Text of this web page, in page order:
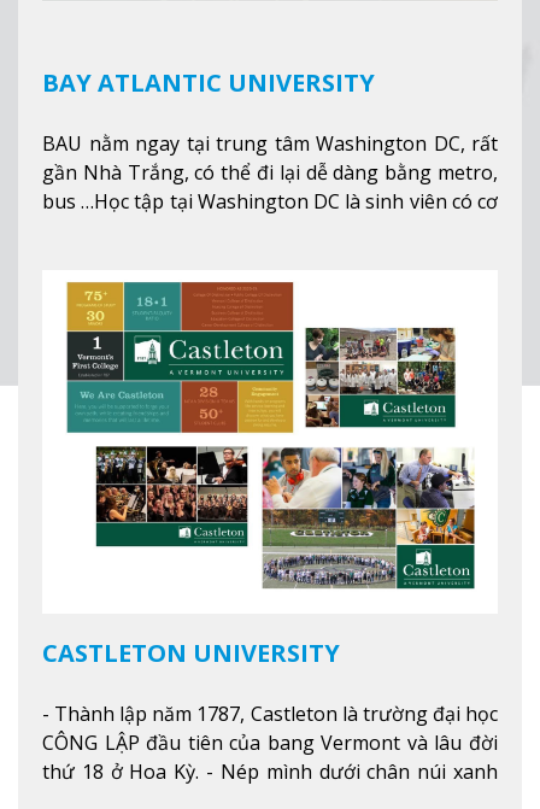
BAY ATLANTIC UNIVERSITY
BAU nằm ngay tại trung tâm Washington DC, rất
gần Nhà Trắng, có thể đi lại dễ dàng bằng metro,
bus …Học tập tại Washington DC là sinh viên có cơ
nghiệp ở Mỹ, #7 thành phố an toàn nhất trên Thế
Xem thêm
CASTLETON UNIVERSITY
- Thành lập năm 1787, Castleton là trường đại học
CÔNG LẬP đầu tiên của bang Vermont và lâu đời
thứ 18 ở Hoa Kỳ. - Nép mình dưới chân núi xanh